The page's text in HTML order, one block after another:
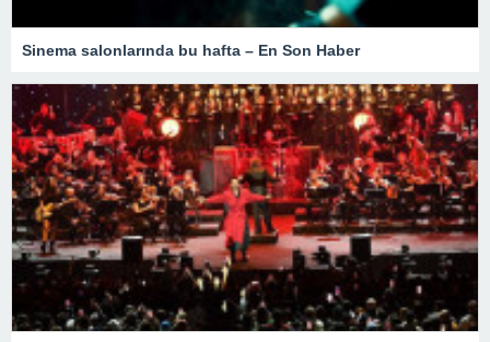
Sinema salonlarında bu hafta – En Son Haber